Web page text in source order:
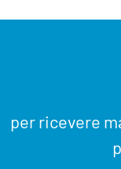
per ricevere